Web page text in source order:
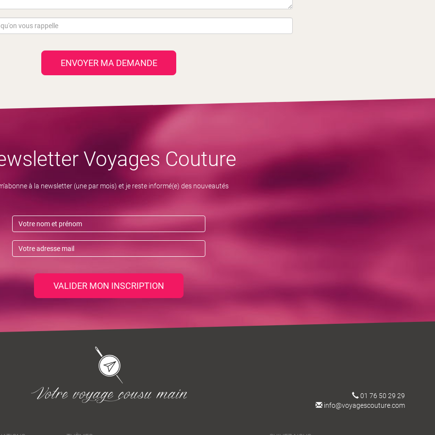
ENVOYER MA DEMANDE
Voyages Couture
à la newsletter (une par mois) et je reste informé(e) des nouveautés
VALIDER MON INSCRIPTION
01 76 50 29 29
info@voyagescouture.com